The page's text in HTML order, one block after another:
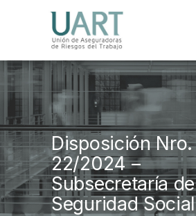
Disposición Nro.
22/2024 –
Subsecretaría de
Seguridad Social